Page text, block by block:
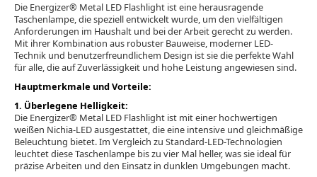
Die Energizer® Metal LED Flashlight ist eine herausragende
Taschenlampe, die speziell entwickelt wurde, um den vielfältigen
Anforderungen im Haushalt und bei der Arbeit gerecht zu werden.
Mit ihrer Kombination aus robuster Bauweise, moderner LED-
Technik und benutzerfreundlichem Design ist sie die perfekte Wahl
für alle, die auf Zuverlässigkeit und hohe Leistung angewiesen sind.
Hauptmerkmale und Vorteile:
1. Überlegene Helligkeit:
Die Energizer® Metal LED Flashlight ist mit einer hochwertigen
weißen Nichia-LED ausgestattet, die eine intensive und gleichmäßige
Beleuchtung bietet. Im Vergleich zu Standard-LED-Technologien
leuchtet diese Taschenlampe bis zu vier Mal heller, was sie ideal für
präzise Arbeiten und den Einsatz in dunklen Umgebungen macht.